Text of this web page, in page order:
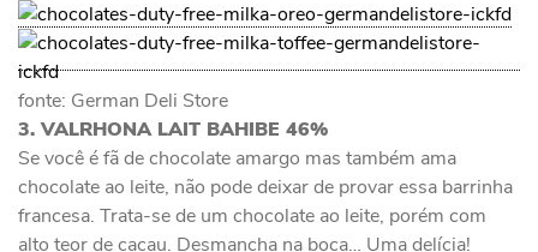
fonte: German Deli Store
3. VALRHONA LAIT BAHIBE 46%
Se você é fã de chocolate amargo mas também ama
chocolate ao leite, não pode deixar de provar essa barrinha
francesa. Trata-se de um chocolate ao leite, porém com
alto teor de cacau. Desmancha na boca… Uma delícia!